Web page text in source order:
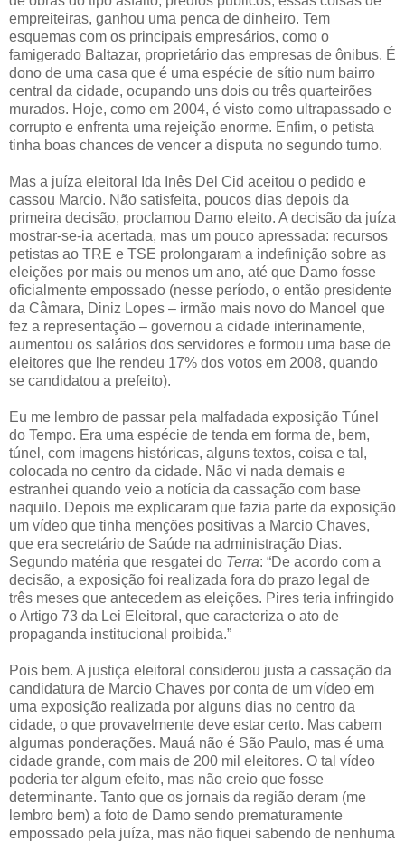
empreiteiras, ganhou uma penca de dinheiro. Tem
esquemas com os principais empresários, como o
famigerado Baltazar, proprietário das empresas de ônibus. É
dono de uma casa que é uma espécie de sítio num bairro
central da cidade, ocupando uns dois ou três quarteirões
murados. Hoje, como em 2004, é visto como ultrapassado e
corrupto e enfrenta uma rejeição enorme. Enfim, o petista
tinha boas chances de vencer a disputa no segundo turno.
Mas a juíza eleitoral Ida Inês Del Cid aceitou o pedido e
cassou Marcio. Não satisfeita, poucos dias depois da
primeira decisão, proclamou Damo eleito. A decisão da juíza
mostrar-se-ia acertada, mas um pouco apressada: recursos
petistas ao TRE e TSE prolongaram a indefinição sobre as
eleições por mais ou menos um ano, até que Damo fosse
oficialmente empossado (nesse período, o então presidente
da Câmara, Diniz Lopes – irmão mais novo do Manoel que
fez a representação – governou a cidade interinamente,
aumentou os salários dos servidores e formou uma base de
eleitores que lhe rendeu 17% dos votos em 2008, quando
se candidatou a prefeito).
Eu me lembro de passar pela malfadada exposição Túnel
do Tempo. Era uma espécie de tenda em forma de, bem,
túnel, com imagens históricas, alguns textos, coisa e tal,
colocada no centro da cidade. Não vi nada demais e
estranhei quando veio a notícia da cassação com base
naquilo. Depois me explicaram que fazia parte da exposição
um vídeo que tinha menções positivas a Marcio Chaves,
que era secretário de Saúde na administração Dias.
Segundo matéria que resgatei do Terra: “De acordo com a
decisão, a exposição foi realizada fora do prazo legal de
três meses que antecedem as eleições. Pires teria infringido
o Artigo 73 da Lei Eleitoral, que caracteriza o ato de
propaganda institucional proibida.”
Pois bem. A justiça eleitoral considerou justa a cassação da
candidatura de Marcio Chaves por conta de um vídeo em
uma exposição realizada por alguns dias no centro da
cidade, o que provavelmente deve estar certo. Mas cabem
algumas ponderações. Mauá não é São Paulo, mas é uma
cidade grande, com mais de 200 mil eleitores. O tal vídeo
poderia ter algum efeito, mas não creio que fosse
determinante. Tanto que os jornais da região deram (me
lembro bem) a foto de Damo sendo prematuramente
empossado pela juíza, mas não fiquei sabendo de nenhuma